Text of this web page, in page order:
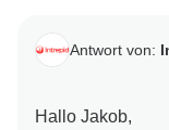
Antwort von:
Hallo Jakob,